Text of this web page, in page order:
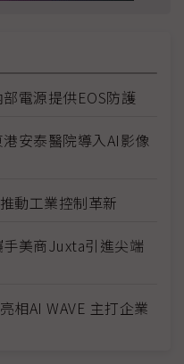
電源提供EOS防護
安泰醫院導入AI影像
動工業控制革新
美商Juxta引進尖端
相AI WAVE 主打企業